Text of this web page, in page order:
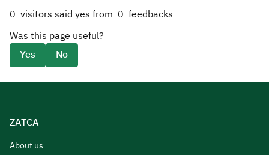
0 visitors said yes from 0 feedbacks
Was this page useful?
Yes
No
ZATCA
About us